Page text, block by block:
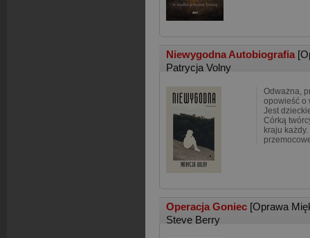
Niewygodna Autobiografia
Patrycja Volny
Odważna,
opowieść o
Jest
Córką
kraju
Operacja Goniec [Oprawa
Steve Berry